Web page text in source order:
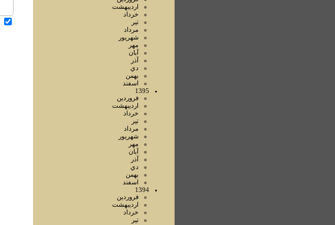
ارديبهشت
خرداد
تير
مرداد
شهريور
مهر
آبان
آذر
دي
بهمن
اسفند
1395
فروردين
ارديبهشت
خرداد
تير
مرداد
شهريور
مهر
آبان
آذر
دي
بهمن
اسفند
1394
فروردين
ارديبهشت
خرداد
تير